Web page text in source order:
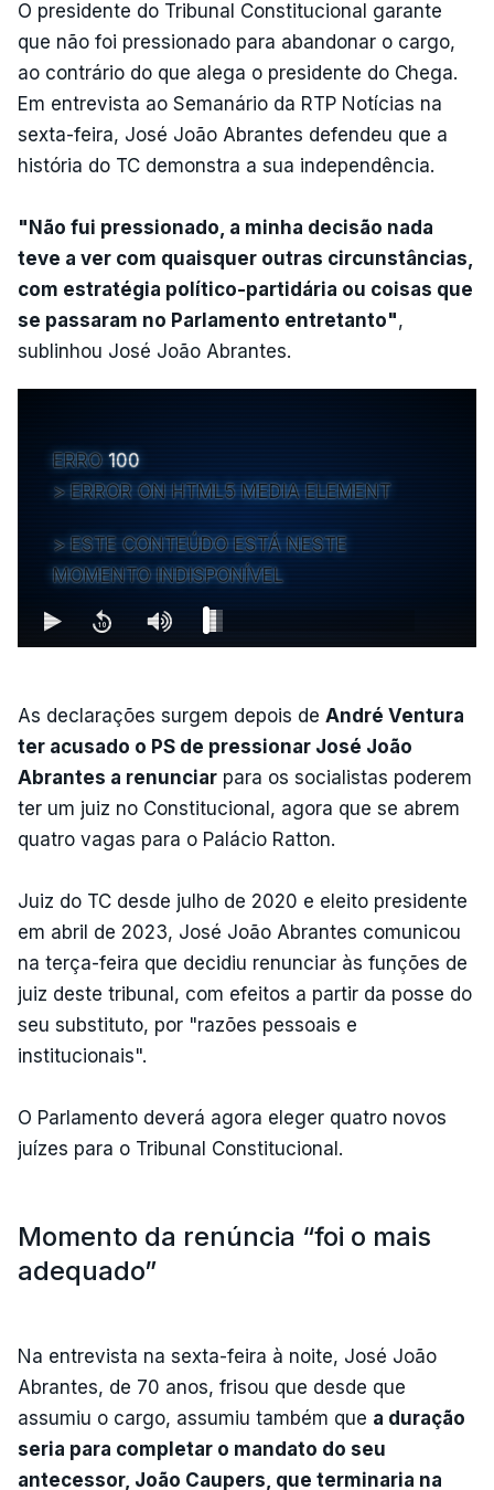
O presidente do Tribunal Constitucional garante
que não foi pressionado para abandonar o cargo,
ao contrário do que alega o presidente do Chega.
Em entrevista ao Semanário da RTP Notícias na
sexta-feira, José João Abrantes defendeu que a
história do TC demonstra a sua independência.
"Não fui pressionado, a minha decisão nada
teve a ver com quaisquer outras circunstâncias,
com estratégia político-partidária ou coisas que
se passaram no Parlamento entretanto",
sublinhou José João Abrantes.
ERRO 100
ERROR ON HTML5 MEDIA ELEMENT
ESTE CONTEÚDO ESTÁ NESTE
MOMENTO INDISPONÍVEL
As declarações surgem depois de André Ventura
ter acusado o PS de pressionar José João
Abrantes a renunciar para os socialistas poderem
ter um juiz no Constitucional, agora que se abrem
quatro vagas para o Palácio Ratton.
Juiz do TC desde julho de 2020 e eleito presidente
em abril de 2023, José João Abrantes comunicou
na terça-feira que decidiu renunciar às funções de
juiz deste tribunal, com efeitos a partir da posse do
seu substituto, por "razões pessoais e
institucionais".
O Parlamento deverá agora eleger quatro novos
juízes para o Tribunal Constitucional.
Momento da renúncia “foi o mais
adequado”
Na entrevista na sexta-feira à noite, José João
Abrantes, de 70 anos, frisou que desde que
assumiu o cargo, assumiu também que a duração
seria para completar o mandato do seu
antecessor, João Caupers, que terminaria na